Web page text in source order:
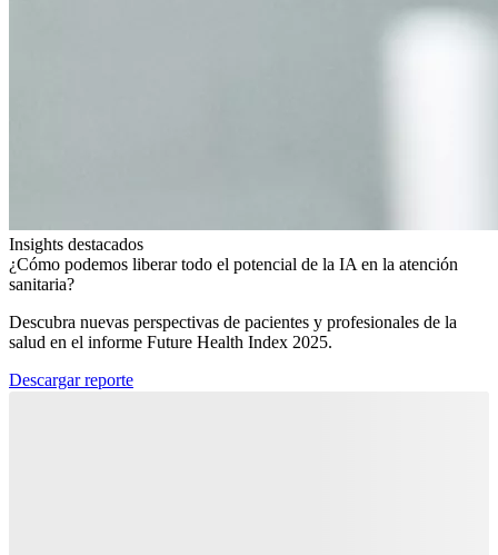
Insights destacados
¿Cómo podemos liberar todo el potencial de la IA en la atención
sanitaria?​
Descubra nuevas perspectivas de pacientes y profesionales de la
salud en el informe Future Health Index 2025.​
Descargar reporte